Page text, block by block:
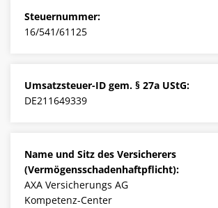
Steuernummer:
16/541/61125
Umsatzsteuer-ID gem. § 27a UStG:
DE211649339
Name und Sitz des Versicherers
(Vermögensschadenhaftpflicht):
AXA Versicherungs AG
Kompetenz-Center